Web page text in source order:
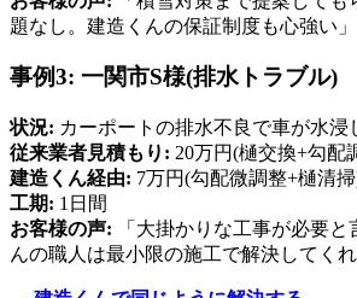
題なし。建造くんの保証制度も心強い」
事例3: 一関市S様(排水トラブル)
状況: カーポートの排水不良で車が水浸
従来業者見積もり: 20万円(樋交換+勾配
建造くん経由: 7万円(勾配微調整+樋清
工期: 1日間
お客様の声: 「大掛かりな工事が必要と
んの職人は最小限の施工で解決してくれ